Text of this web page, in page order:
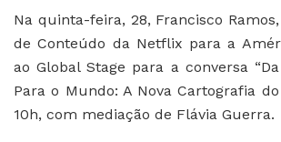
Na quinta-feira, 28, Francisco
de Conteúdo da Netflix para a
ao Global Stage para a conversa
Para o Mundo: A Nova Cartografia do
10h, com mediação de Flávia Guerra.